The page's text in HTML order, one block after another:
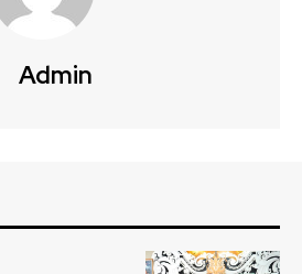
Admin